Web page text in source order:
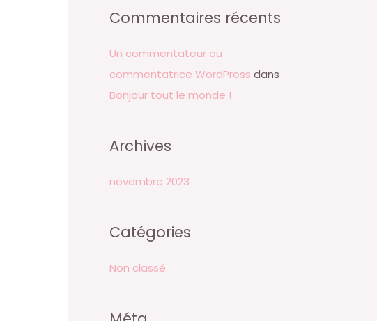
h
r
:
Commentaires récents
Un commentateur ou
commentatrice WordPress dans
Bonjour tout le monde !
Archives
novembre 2023
Catégories
Non classé